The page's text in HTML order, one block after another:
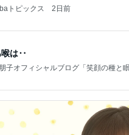
トピックス 2日前
喉は‥
子オフィシャルブログ「笑顔の種と